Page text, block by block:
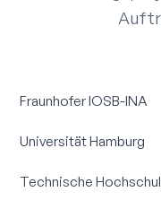
Fraunhofer IOSB-INA
Universität Hamburg
Technische